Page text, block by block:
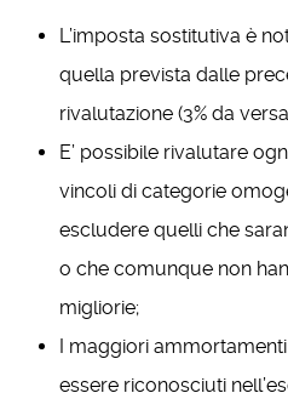
L’imposta sostitutiva è
quella prevista dalle
rivalutazione (3% da
E’ possibile rivalutare
vincoli di categorie
escludere quelli che
o che comunque non
migliorie;
I maggiori
essere riconosciuti